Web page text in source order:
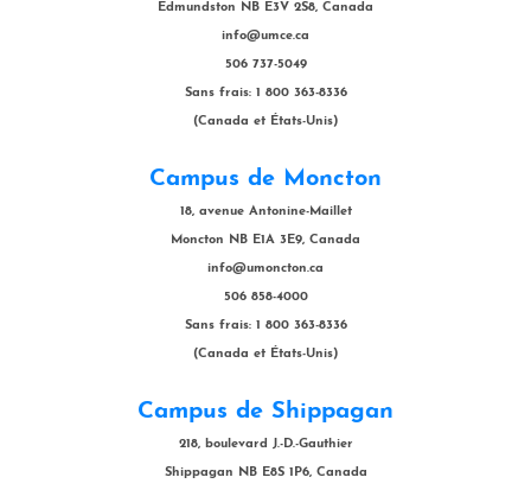
Edmundston NB E3V 2S8, Canada
info@umce.ca
506 737-5049
Sans frais: 1 800 363-8336
(Canada et États-Unis)
Campus de Moncton
18, avenue Antonine-Maillet
Moncton NB E1A 3E9, Canada
info@umoncton.ca
506 858-4000
Sans frais: 1 800 363-8336
(Canada et États-Unis)
Campus de Shippagan
218, boulevard J.-D.-Gauthier
Shippagan NB E8S 1P6, Canada